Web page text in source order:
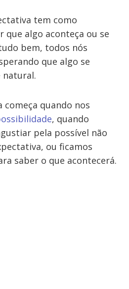
tem como
que algo aconteça ou se
bem, todos nós
que algo se
natural.
quando nos
, quando
pela possível não
ou ficamos
saber o que acontecerá.